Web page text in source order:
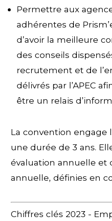
Permettre aux
adhérentes de
d’avoir la meilleure
des conseils
recrutement et de
délivrés par l’APEC
être un relais
La convention engage
une durée de 3 ans.
évaluation annuelle et
annuelle, définies en
Chiffres clés 2023 -